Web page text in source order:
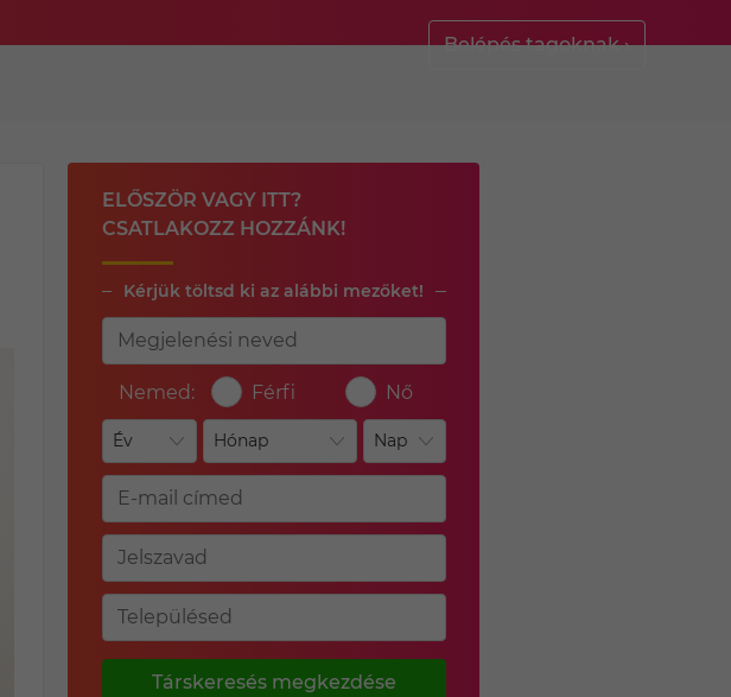
Belépés tagoknak ›
ELŐSZÖR VAGY ITT?
CSATLAKOZZ HOZZÁNK!
Kérjük töltsd ki az alábbi mezőket!
Nemed: Férfi Nő
Társkeresés megkezdése